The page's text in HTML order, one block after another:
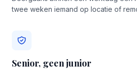
twee weken iemand op locatie of
Senior, geen junior